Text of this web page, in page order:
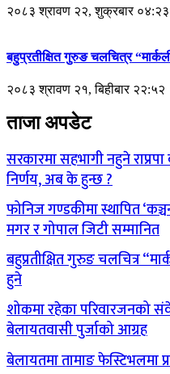
२०८३ श्रावण २२, शुक्रबार ०४:२३
बहुप्रतीक्षित गुरुङ चलचित्र
२०८३ श्रावण २१, बिहीबार २२:५२
ताजा अपडेट
सरकारमा सहभागी नहुने
निर्णय, अब के हुन्छ ?
फोनिज गण्डकीमा स्थापित
मगर र गोपाल जिटी सम्मानित
बहुप्रतीक्षित गुरुङ चलचित्र
हुने
शोकमा रहेका परिवारजनको
बेलायतवासी पुर्जाको आग्रह
बेलायतमा तामाङ फेस्टिभलमा